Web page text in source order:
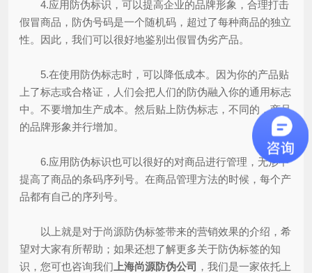
4.应用防伪标识，可以提高企业的品牌形象，合理打击
假冒商品，防伪号码是一个随机码，超过了每种商品的独立
性。因此，我们可以很好地鉴别出假冒伪劣产品。
5.在使用防伪标志时，可以降低成本。因为你的产品贴
上了标志或合格证，人们会把人们的防伪融入你的通用标志
中。不要增加生产成本。然后贴上防伪标志，不同的，商品
的品牌形象并行增加。
6.应用防伪标识也可以很好的对商品进行管理，无形中
提高了商品的条码序列号。在商品管理方法的时候，每个产
品都有自己的序列号。
以上就是对于尚源防伪标签带来的营销效果的介绍，希
望对大家有所帮助；如果还想了解更多关于防伪标签的知
识，您可也咨询我们 上海尚源防伪公司 ，我们是一家依托上